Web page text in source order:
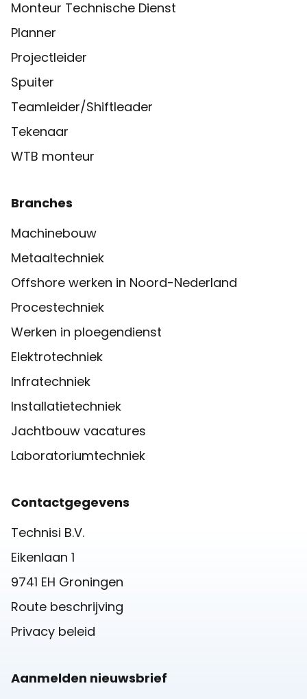
Monteur Technische Dienst
Planner
Projectleider
Spuiter
Teamleider/Shiftleader
Tekenaar
WTB monteur
Branches
Machinebouw
Metaaltechniek
Offshore werken in Noord-Nederland
Procestechniek
Werken in ploegendienst
Elektrotechniek
Infratechniek
Installatietechniek
Jachtbouw vacatures
Laboratoriumtechniek
Contactgegevens
Technisi B.V.
Eikenlaan 1
9741 EH Groningen
Route beschrijving
Privacy beleid
Aanmelden nieuwsbrief